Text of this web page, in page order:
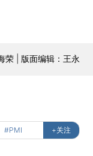
荣 | 版面编辑：王永
#PMI +关注